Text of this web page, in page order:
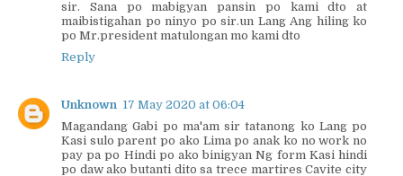
sir. Sana po mabigyan pansin po kami dto at
maibistigahan po ninyo po sir.un Lang Ang hiling ko
po Mr.president matulongan mo kami dto
Reply
Unknown 17 May 2020 at 06:04
Magandang Gabi po ma'am sir tatanong ko Lang po
Kasi sulo parent po ako Lima po anak ko no work no
pay pa po Hindi po ako binigyan Ng form Kasi hindi
po daw ako butanti dito sa trece martires Cavite city